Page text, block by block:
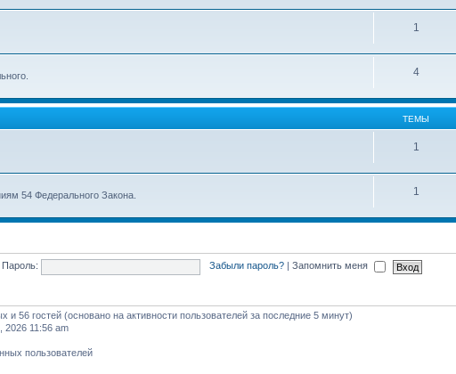
1
4
ТЕМЫ
1
54 Федерального Закона. 1
Пароль: Забыли пароль? Запомнить меня
и 56 гостей (основано на активности пользователей за последние 5 минут)
2026 11:56 am
пользователей